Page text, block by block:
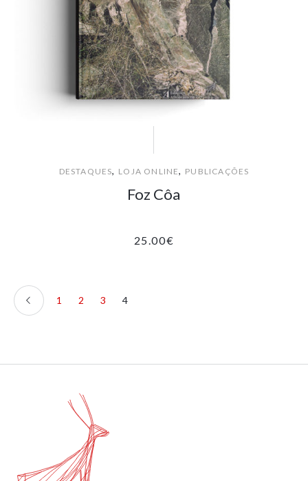
DESTAQUES, LOJA ONLINE, PUBLICAÇÕES
Foz Côa
25.00€
1 2 3 4